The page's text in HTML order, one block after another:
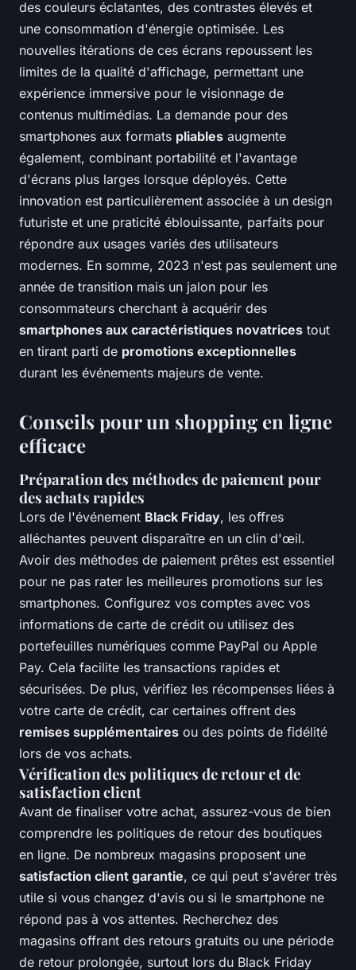
des couleurs éclatantes, des contrastes élevés et
une consommation d'énergie optimisée. Les
nouvelles itérations de ces écrans repoussent les
limites de la qualité d'affichage, permettant une
expérience immersive pour le visionnage de
contenus multimédias. La demande pour des
smartphones aux formats pliables augmente
également, combinant portabilité et l'avantage
d'écrans plus larges lorsque déployés. Cette
innovation est particulièrement associée à un design
futuriste et une praticité éblouissante, parfaits pour
répondre aux usages variés des utilisateurs
modernes. En somme, 2023 n'est pas seulement une
année de transition mais un jalon pour les
consommateurs cherchant à acquérir des
smartphones aux caractéristiques novatrices tout
en tirant parti de promotions exceptionnelles
durant les événements majeurs de vente.
Conseils pour un shopping en ligne
efficace
Préparation des méthodes de paiement pour
des achats rapides
Lors de l'événement Black Friday, les offres
alléchantes peuvent disparaître en un clin d'œil.
Avoir des méthodes de paiement prêtes est essentiel
pour ne pas rater les meilleures promotions sur les
smartphones. Configurez vos comptes avec vos
informations de carte de crédit ou utilisez des
portefeuilles numériques comme PayPal ou Apple
Pay. Cela facilite les transactions rapides et
sécurisées. De plus, vérifiez les récompenses liées à
votre carte de crédit, car certaines offrent des
remises supplémentaires ou des points de fidélité
lors de vos achats.
Vérification des politiques de retour et de
satisfaction client
Avant de finaliser votre achat, assurez-vous de bien
comprendre les politiques de retour des boutiques
en ligne. De nombreux magasins proposent une
satisfaction client garantie, ce qui peut s'avérer très
utile si vous changez d'avis ou si le smartphone ne
répond pas à vos attentes. Recherchez des
magasins offrant des retours gratuits ou une période
de retour prolongée, surtout lors du Black Friday